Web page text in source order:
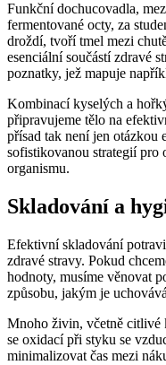
Funkční dochucovadla,
fermentované octy, za
droždí, tvoří tmel mezi
esenciální součástí zdravé
poznatky, jež mapuje
Kombinací kyselých a
připravujeme tělo na
přísad tak není jen otázkou
sofistikovanou strategií pro
organismu.
Skladování a
Efektivní skladování
zdravé stravy. Pokud
hodnoty, musíme věnovat
způsobu, jakým je
Mnoho živin, včetně citlivé
se oxidací při styku se
minimalizovat čas mezi